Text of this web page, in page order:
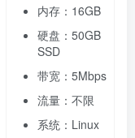
内存：16GB
硬盘：50GB
SSD
带宽：5Mbps
流量：不限
系统：Linux